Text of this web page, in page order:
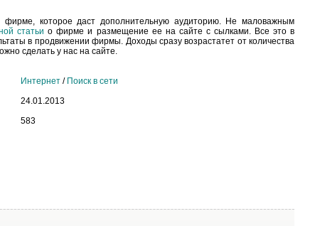
фирме, которое даст дополнительную аудиторию. Не маловажным
статьи о фирме и размещение ее на сайте с сылками. Все это в
в продвижении фирмы. Доходы сразу возрастатет от количества
сделать у нас на сайте.
Интернет / Поиск в сети
24.01.2013
583